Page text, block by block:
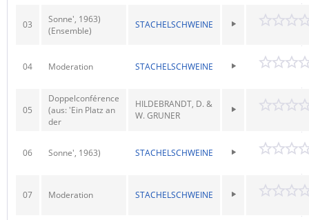
03
Sonne', 1963)
(Ensemble)
STACHELSCHWEINE
04 Moderation STACHELSCHWEINE
05
Doppelconférence
(aus: 'Ein Platz an
der
HILDEBRANDT, D. &
W. GRUNER
06 Sonne', 1963) STACHELSCHWEINE
07 Moderation STACHELSCHWEINE